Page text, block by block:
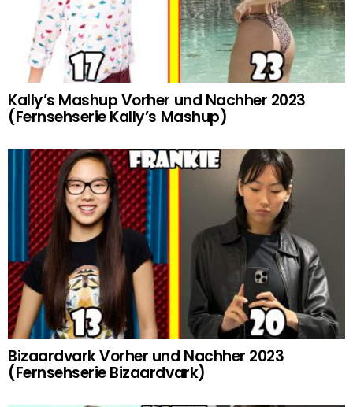
Kally’s Mashup Vorher und Nachher 2023
(Fernsehserie Kally’s Mashup)
Bizaardvark Vorher und Nachher 2023
(Fernsehserie Bizaardvark)